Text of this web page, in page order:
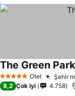
5 Yıldız Otel Şehir
The Green
8,2 Çok iyi 4.758